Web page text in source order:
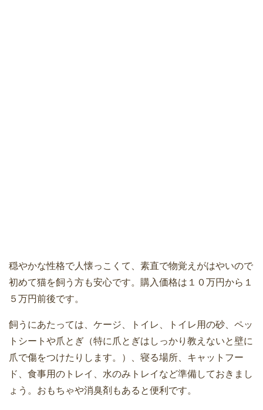
穏やかな性格で人懐っこくて、素直で物覚えがはやいので
初めて猫を飼う方も安心です。購入価格は１０万円から１
５万円前後です。
飼うにあたっては、ケージ、トイレ、トイレ用の砂、ペッ
トシートや爪とぎ（特に爪とぎはしっかり教えないと壁に
爪で傷をつけたりします。）、寝る場所、キャットフー
ド、食事用のトレイ、水のみトレイなど準備しておきまし
ょう。おもちゃや消臭剤もあると便利です。